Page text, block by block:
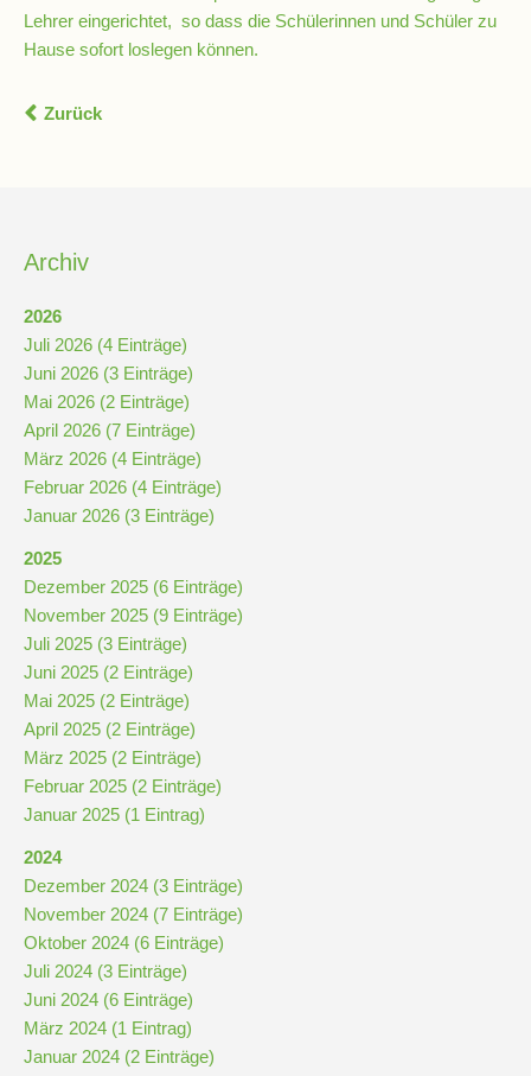
Kompetenzteam
Pause
Schulsanitätsdienst
Unterricht
Vertretungsplan
Realschulbildungsgang
Stufe
7
und
8
Stufe
9
und
Lehrer eingerichtet, so dass die Schülerinnen und Schüler zu
Hause sofort loslegen können.
Zurück
Archiv
2026
Juli 2026 (4 Einträge)
Juni 2026 (3 Einträge)
Mai 2026 (2 Einträge)
April 2026 (7 Einträge)
März 2026 (4 Einträge)
Februar 2026 (4 Einträge)
Januar 2026 (3 Einträge)
2025
Dezember 2025 (6 Einträge)
November 2025 (9 Einträge)
Juli 2025 (3 Einträge)
Juni 2025 (2 Einträge)
Mai 2025 (2 Einträge)
April 2025 (2 Einträge)
März 2025 (2 Einträge)
Februar 2025 (2 Einträge)
Januar 2025 (1 Eintrag)
2024
Dezember 2024 (3 Einträge)
November 2024 (7 Einträge)
Oktober 2024 (6 Einträge)
Juli 2024 (3 Einträge)
Juni 2024 (6 Einträge)
März 2024 (1 Eintrag)
Januar 2024 (2 Einträge)